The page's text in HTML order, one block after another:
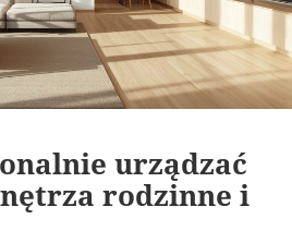
urządzać
rodzinne i